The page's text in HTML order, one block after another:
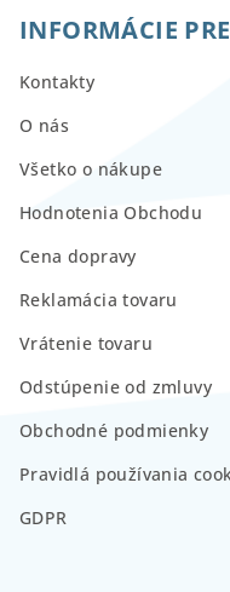
INFORMÁCIE
Kontakty
O nás
Všetko o nákupe
Hodnotenia Obchodu
Cena dopravy
Reklamácia tovaru
Vrátenie tovaru
Odstúpenie od zmluvy
Obchodné podmienky
Pravidlá používania
GDPR